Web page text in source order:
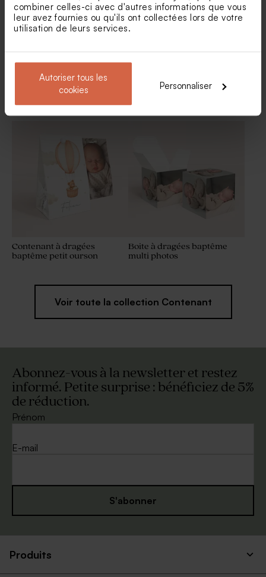
combiner celles-ci avec d'autres informations que vous
leur avez fournies ou qu'ils ont collectées lors de votre
utilisation de leurs services.
Autoriser tous les
cookies
Personnaliser
personnalisable
Contenant à dragées
baptême petit ourson
Boite à dragées baptême
multi photos
Voir toute la collection Contenant
Abonnez-vous à la newsletter et restez
informé. Petite surprise : bénéficiez de 5%
de réduction.
Prénom
E-mail
S'abonner
Produits